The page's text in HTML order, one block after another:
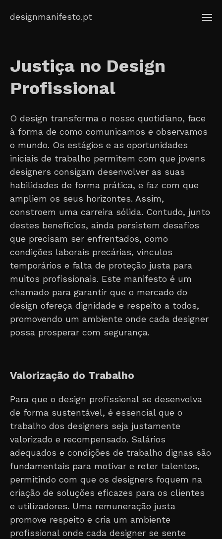
designmanifesto.pt
Justiça no Design
Profissional
O design transforma o nosso quotidiano, face
à forma de como comunicamos e observamos
o mundo. Os estágios e as oportunidades
iniciais de trabalho permitem com que jovens
designers consigam desenvolver as suas
habilidades de forma prática, e faz com que
ampliem os seus horizontes. Assim,
constroem uma carreira sólida. Contudo, junto
destes benefícios, ainda persistem desafios
que precisam ser enfrentados, como
condições laborais precárias, vínculos
temporários e falta de proteção justa para
muitos profissionais. Este manifesto é um
chamado para garantir que o mercado do
design ofereça dignidade e respeito a todos,
promovendo um ambiente onde cada designer
possa prosperar com segurança.
Valorização do Trabalho
Para que o design profissional se desenvolva
de forma sustentável, é essencial que o
trabalho dos designers seja justamente
valorizado e recompensado. Salários
adequados e condições de trabalho dignas são
fundamentais para motivar e reter talentos,
permitindo com que os designers foquem na
criação de soluções eficazes para os clientes
e utilizadores. Uma remuneração justa
promove respeito e cria um ambiente
profissional onde cada designer se sente